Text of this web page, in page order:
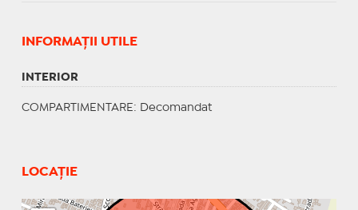
INFORMAŢII UTILE
INTERIOR
COMPARTIMENTARE : Decomandat
LOCAȚIE